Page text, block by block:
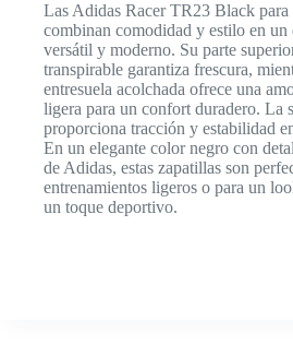
Las Adidas Racer TR23 Black para
combinan comodidad y estilo en un
versátil y moderno. Su parte
transpirable garantiza frescura,
entresuela acolchada ofrece una
ligera para un confort duradero. La
proporciona tracción y estabilidad
En un elegante color negro con
de Adidas, estas zapatillas son
entrenamientos ligeros o para un
un toque deportivo.